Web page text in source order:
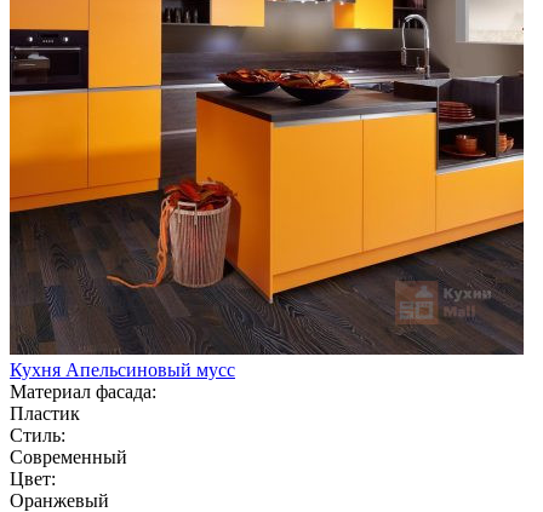
Кухня Апельсиновый мусс
Материал фасада:
Пластик
Стиль:
Современный
Цвет:
Оранжевый